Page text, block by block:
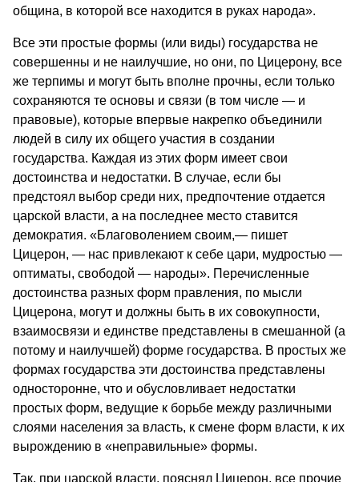
община, в которой все находится в руках народа».
Все эти простые формы (или виды) государства не
совершенны и не наилучшие, но они, по Цицерону, все
же терпимы и могут быть вполне прочны, если только
сохраняются те основы и связи (в том числе — и
правовые), которые впервые накрепко объединили
людей в силу их общего участия в создании
государства. Каждая из этих форм имеет свои
достоинства и недостатки. В случае, если бы
предстоял выбор среди них, предпочтение отдается
царской власти, а на последнее место ставится
демократия. «Благоволением своим,— пишет
Цицерон, — нас привлекают к себе цари, мудростью —
оптиматы, свободой — народы». Перечисленные
достоинства разных форм правления, по мысли
Цицерона, могут и должны быть в их совокупности,
взаимосвязи и единстве представлены в смешанной (а
потому и наилучшей) форме государства. В простых же
формах государства эти достоинства представлены
односторонне, что и обусловливает недостатки
простых форм, ведущие к борьбе между различными
слоями населения за власть, к смене форм власти, к их
вырождению в «неправильные» формы.
Так, при царской власти, пояснял Цицерон, все прочие